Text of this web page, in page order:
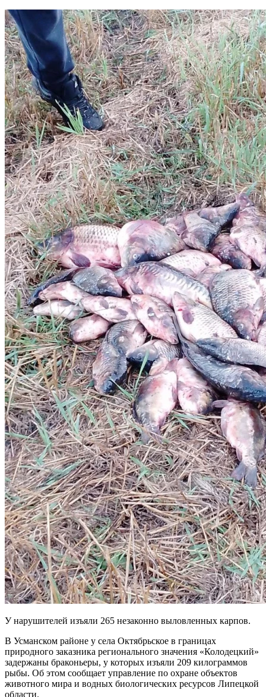
У нарушителей изъяли 265 незаконно выловленных карпов.
В Усманском районе у села Октябрьское в границах
природного заказника регионального значения «Колодецкий»
задержаны браконьеры, у которых изъяли 209 килограммов
рыбы. Об этом сообщает управление по охране объектов
животного мира и водных биологических ресурсов Липецкой
области.